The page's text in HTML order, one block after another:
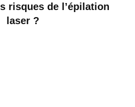
risques de l’épilation
laser ?